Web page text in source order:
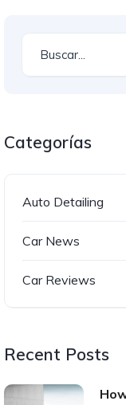
Categorías
Auto Detailing
Car News
Car Reviews
Recent Posts